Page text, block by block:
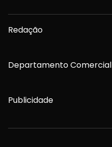
Redação
Departamento Comercial
Publicidade